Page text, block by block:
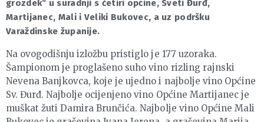
grozdek“ u suradnji s četiri općine, Sveti Đurđ,
Martijanec, Mali i Veliki Bukovec, a uz podršku
Varaždinske županije.
Na ovogodišnju izložbu pristiglo je 177 uzoraka.
Šampionom je proglašeno suho vino rizling rajnski
Nevena Banjkovca, koje je ujedno i najbolje vino Općine
Sv. Đurđ. Najbolje ocijenjeno vino Općine Martijanec je
muškat žuti Damira Brunčića. Najbolje vino Općine Mali